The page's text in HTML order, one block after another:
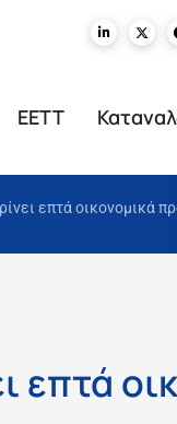
ΕΕΤΤ
επτά οικονομικά
επτά